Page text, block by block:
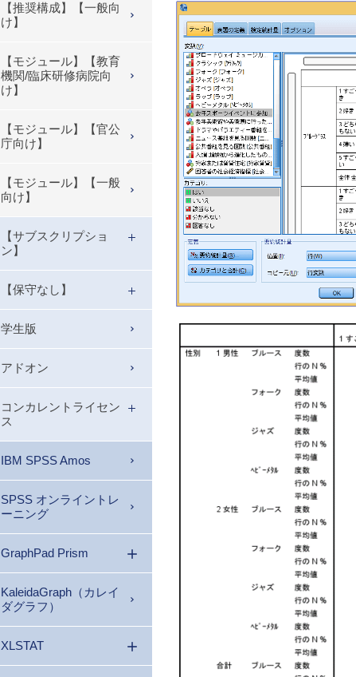
【推奨構成】【一般向
け】
【モジュール】【教育
機関/臨床研修病院向
け】
【モジュール】【官公
庁向け】
【モジュール】【一般
向け】
【サブスクリプショ
ン】
【保守なし】
学生版
アドオン
コンカレントライセン
ス
IBM SPSS Amos
SPSS オンライントレ
ーニング
GraphPad Prism
KaleidaGraph（カレイ
ダグラフ）
XLSTAT